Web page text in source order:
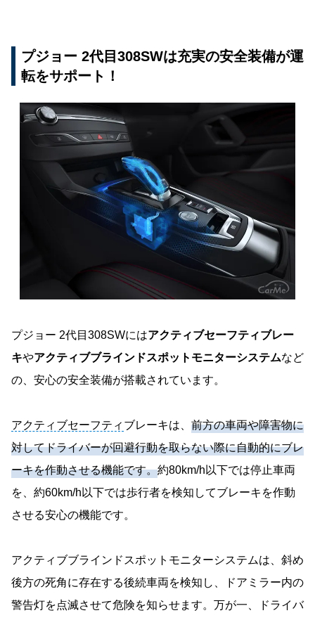
プジョー 2代目308SWは充実の安全装備が運
転をサポート！
プジョー 2代目308SWにはアクティブセーフティブレー
キやアクティブブラインドスポットモニターシステムなど
の、安心の安全装備が搭載されています。
アクティブセーフティ ブレーキは、 前方の車両や障害物に
対してドライバーが回避行動を取らない際に自動的にブレ
ーキを作動させる機能です。約80km/h以下では停止車両
を、約60km/h以下では歩行者を検知してブレーキを作動
させる安心の機能です。
アクティブブラインドスポットモニターシステムは、斜め
後方の死角に存在する後続車両を検知し、ドアミラー内の
警告灯を点滅させて危険を知らせます。万が一、ドライバ